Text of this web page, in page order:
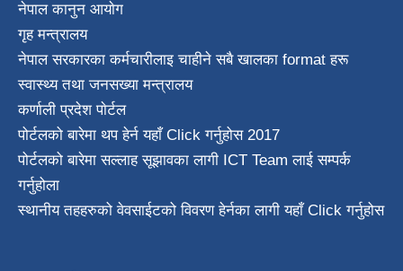
नेपाल कानुन आयाेग
गृह मन्त्रालय
नेपाल सरकारका कर्मचारीलाइ चाहीने सबै खालका format हरू
स्वास्थ्य तथा जनस‌ख्या मन्त्रालय
कर्णाली प्रदेश पाेर्टल
पोर्टलको बारेमा थप हेर्नयहाँ Click गर्नुहोस2017
पोर्टलको बारेमा सल्लाह सूझावका लागी ICT Teamलाई सम्पर्क
गर्नुहोला
स्थानीय तहहरुको वेवसाईटको विवरण हेर्नका लागी यहाँ Click गर्नुहोस